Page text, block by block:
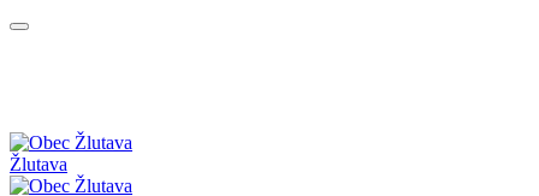
Žlutava